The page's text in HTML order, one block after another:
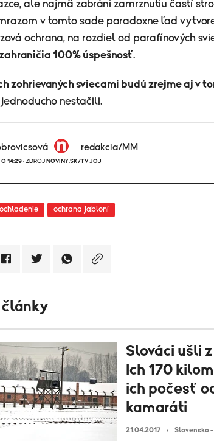
ale najmä zabráni zamrznutiu častí
v tomto sade paradoxne ľad
ochrana, na rozdiel od parafínových
100% úspešnosť.
zohrievaných sviecami budú zrejme aj v
nestačili.
redakcia/MM
O 14:29· ZDROJ NOVINY.SK/TV JOJ
ochladenie ochrana jabloní
články
Slováci ušli
Ich 170
ich počesť
kamaráti
21.04.2017 Slovensko